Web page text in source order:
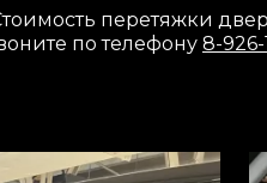
перетяжки
по телефону 8-926-